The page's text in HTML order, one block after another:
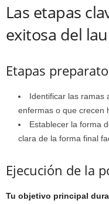
Las etapas
exitosa del
Etapas
Identificar las ramas
enfermas o que crecen
Establecer la forma
clara de la forma final
Ejecución de la
Tu objetivo principal